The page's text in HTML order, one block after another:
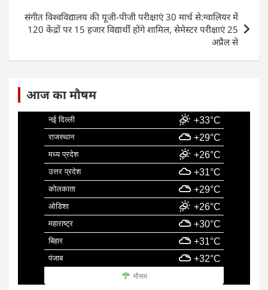
k
संगीत विश्वविद्यालय की यूजी-पीजी परीक्षाएं 30 मार्च से:ग्वालियर में
120 केंद्रों पर 15 हजार विद्यार्थी होंगे शामिल, सेमेस्टर परीक्षाएं 25
अप्रैल से
आज का मौषम
नई दिल्ली +33°C
राजस्थान +29°C
मध्य प्रदेश +26°C
उत्तर प्रदेश +31°C
कोलकाता +29°C
ओडिशा +26°C
महाराष्ट्र +30°C
बिहार +31°C
पंजाब +32°C
मौसम